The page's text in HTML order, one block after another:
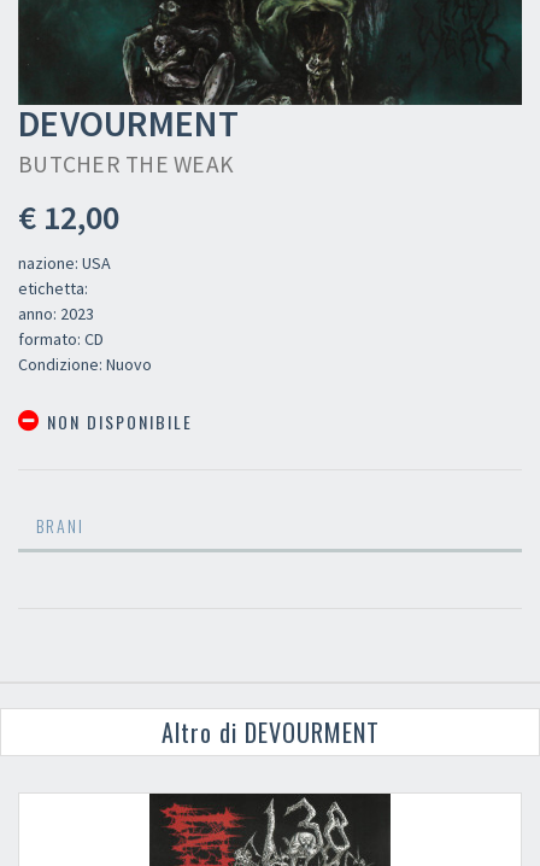
DEVOURMENT
BUTCHER THE WEAK
€ 12,00
nazione: USA
etichetta:
anno: 2023
formato: CD
Condizione: Nuovo
NON DISPONIBILE
BRANI
Altro di DEVOURMENT